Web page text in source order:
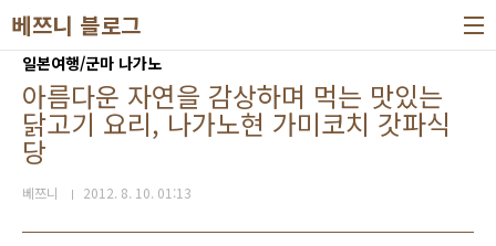
베쯔니 블로그
일본여행/군마 나가노
아름다운 자연을 감상하며 먹는 맛있는
닭고기 요리, 나가노현 가미코치 갓파식
당
베쯔니 2012. 8. 10. 01:13